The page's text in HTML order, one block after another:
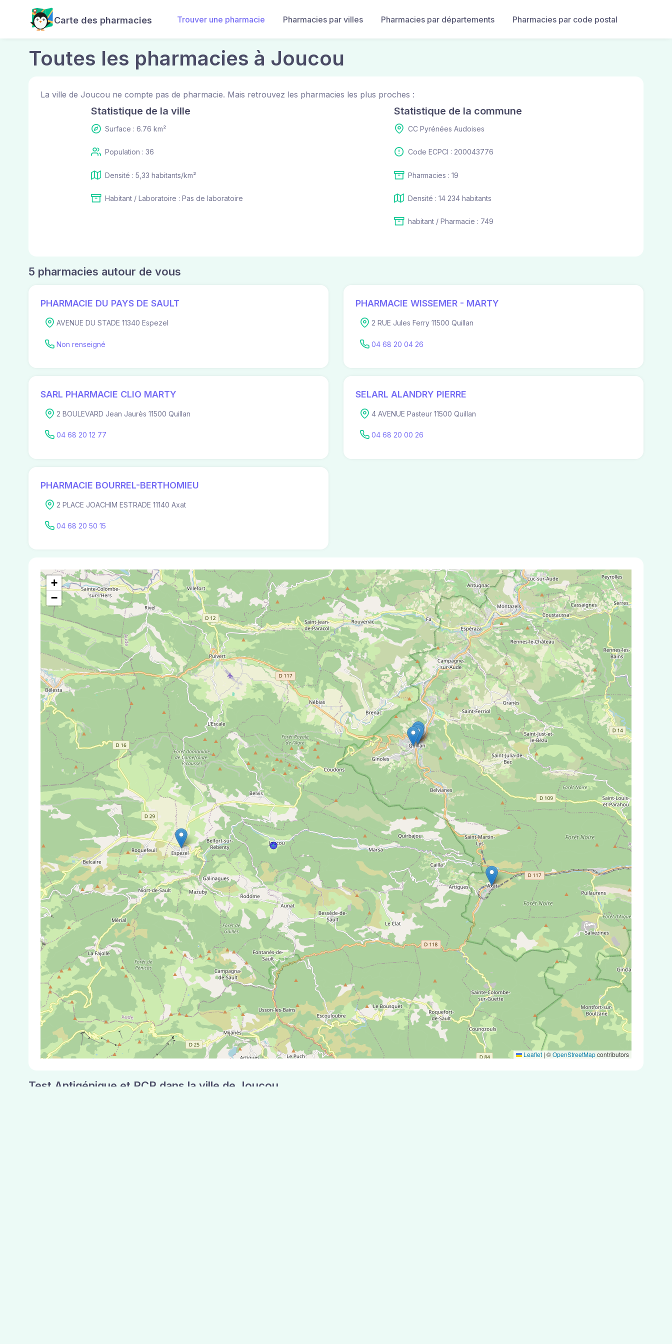
Carte des pharmacies Trouver une pharmacie Pharmacies par villes Pharmacies par départements Pharmacies par code postal
Toutes les pharmacies à Joucou
La ville de Joucou ne compte pas de pharmacie. Mais retrouvez les pharmacies les plus proches :
Statistique de la ville
Surface : 6.76 km²
Population : 36
Densité : 5,33 habitants/km²
Habitant / Laboratoire : Pas de laboratoire
Statistique de la commune
CC Pyrénées Audoises
Code ECPCI : 200043776
Pharmacies : 19
Densité : 14 234 habitants
habitant / Pharmacie : 749
5 pharmacies autour de vous
PHARMACIE DU PAYS DE SAULT
AVENUE DU STADE 11340 Espezel
Non renseigné
PHARMACIE WISSEMER - MARTY
2 RUE Jules Ferry 11500 Quillan
04 68 20 04 26
SARL PHARMACIE CLIO MARTY
2 BOULEVARD Jean Jaurès 11500 Quillan
04 68 20 12 77
SELARL ALANDRY PIERRE
4 AVENUE Pasteur 11500 Quillan
04 68 20 00 26
PHARMACIE BOURREL-BERTHOMIEU
2 PLACE JOACHIM ESTRADE 11140 Axat
04 68 20 50 15
+
−
Leaflet | ©OpenStreetMapcontributors
Test Antigénique et PCR dans la ville de Joucou